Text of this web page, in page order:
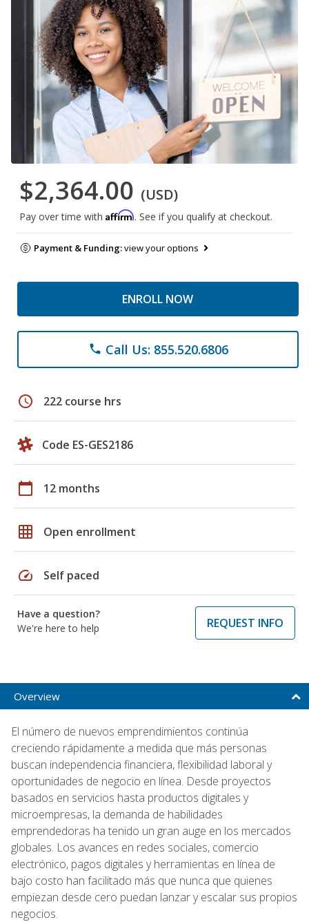
$2,364.00 (USD)
Pay over time with Affirm. See if you qualify at checkout.
Payment & Funding:view your options
ENROLL NOW
phone Call Us: 855.520.6806
schedule 222 course hrs
Code ES-GES2186
calendar_today 12 months
grid_on Open enrollment
speed Self paced
Have a question?
We're here to help
REQUEST INFO
Overview
El número de nuevos emprendimientos continúa
creciendo rápidamente a medida que más personas
buscan independencia financiera, flexibilidad laboral y
oportunidades de negocio en línea. Desde proyectos
basados en servicios hasta productos digitales y
microempresas, la demanda de habilidades
emprendedoras ha tenido un gran auge en los mercados
globales. Los avances en redes sociales, comercio
electrónico, pagos digitales y herramientas en línea de
bajo costo han facilitado más que nunca que quienes
empiezan desde cero puedan lanzar y escalar sus propios
negocios.